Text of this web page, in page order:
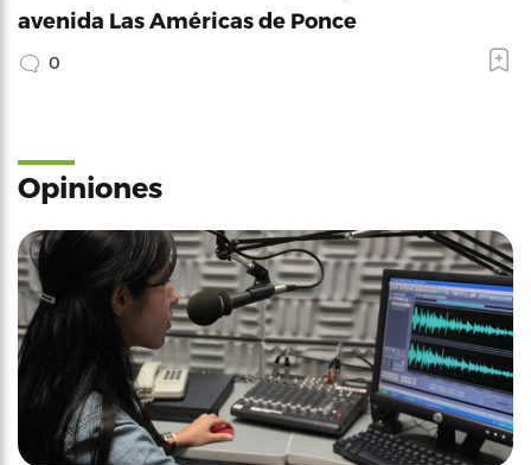
avenida Las Américas de Ponce
0
Opiniones